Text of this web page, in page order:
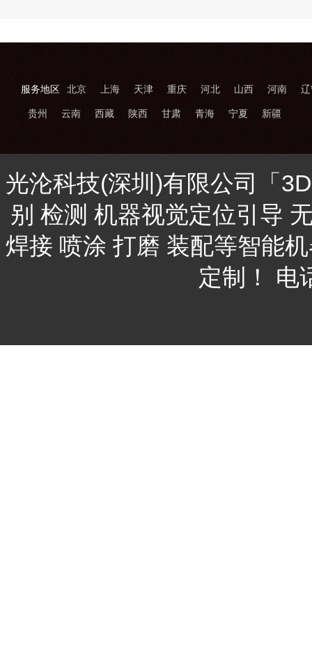
服务地区 北京 上海 天津 重庆 河北 山西 河南
贵州 云南 西藏 陕西 甘肃 青海 宁夏 新疆
光沦科技(深圳)有限公司「
别 检测 机器视觉定位引导
焊接 喷涂 打磨 装配等智能
定制！ 电